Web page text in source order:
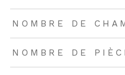
NOMBRE DE
NOMBRE DE